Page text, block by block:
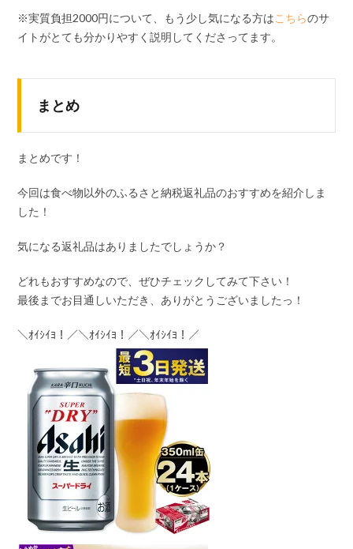
※実質負担2000円について、もう少し気になる方はこちらのサ
イトがとても分かりやすく説明してくださってます。
まとめ
まとめです！
今回は食べ物以外のふるさと納税返礼品のおすすめを紹介しま
した！
気になる返礼品はありましたでしょうか？
どれもおすすめなので、ぜひチェックしてみて下さい！
最後までお目通しいただき、ありがとうございましたっ！
＼ｵｲｼｲﾖ！／＼ｵｲｼｲﾖ！／＼ｵｲｼｲﾖ！／